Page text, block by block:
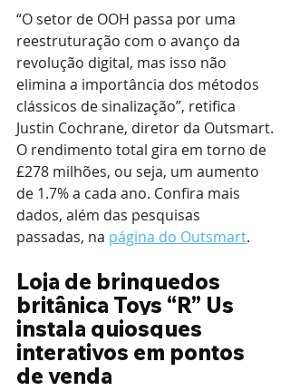
“O setor de OOH passa por uma
reestruturação com o avanço da
revolução digital, mas isso não
elimina a importância dos métodos
clássicos de sinalização”, retifica
Justin Cochrane, diretor da Outsmart.
O rendimento total gira em torno de
£278 milhões, ou seja, um aumento
de 1.7% a cada ano. Confira mais
dados, além das pesquisas
passadas, na página do Outsmart.
Loja de brinquedos
britânica Toys “R” Us
instala quiosques
interativos em pontos
de venda